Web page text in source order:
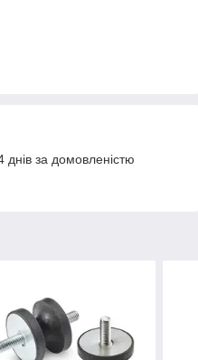
за домовленістю